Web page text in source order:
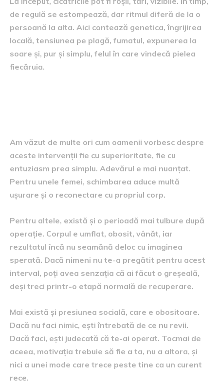
de regulă se estompează, dar ritmul diferă de la o
persoană la alta. Aici contează genetica, îngrijirea
locală, tensiunea pe plagă, fumatul, expunerea la
soare și, pur și simplu, felul în care vindecă pielea
fiecăruia.
Am văzut de multe ori cum oamenii vorbesc despre
aceste intervenții fie cu superioritate, fie cu
entuziasm prea simplu. Adevărul e mai nuanțat.
Pentru unele femei, schimbarea aduce multă
ușurare și o reconectare cu propriul corp.
Pentru altele, există și o perioadă mai tulbure după
operație. Corpul e umflat, obosit, vânăt, iar
rezultatul încă nu seamănă deloc cu imaginea
sperată. Dacă nimeni nu te-a pregătit pentru acest
interval, poți avea senzația că ai făcut o greșeală,
deși treci printr-o etapă normală de recuperare.
Mai există și presiunea socială, care e obositoare.
Dacă nu faci nimic, ești întrebată de ce nu revii.
Dacă faci, ești judecată că te-ai operat. Tocmai de
aceea, motivația trebuie să fie a ta, nu a altora, și
nici a unei mode care trece peste tine ca un curent
rece.